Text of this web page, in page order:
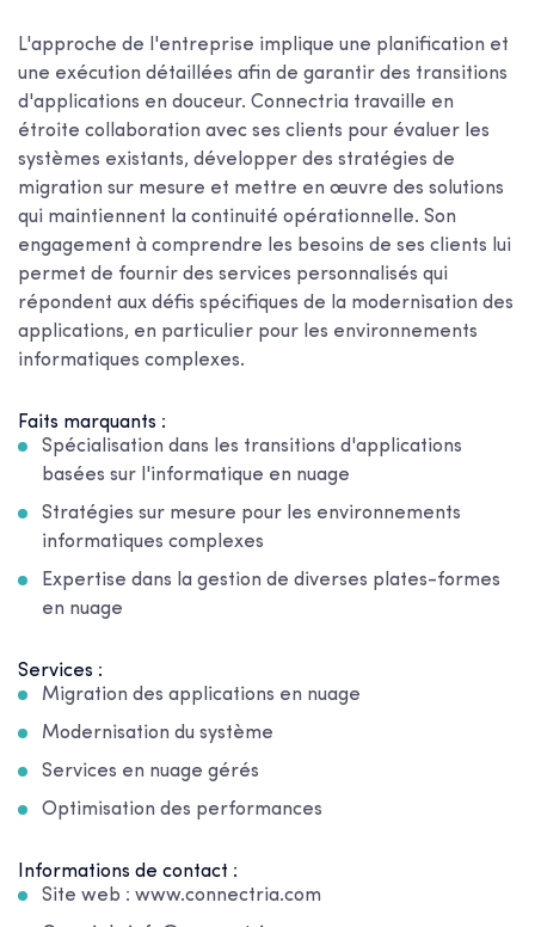
L'approche de l'entreprise implique une planification et
une exécution détaillées afin de garantir des transitions
d'applications en douceur. Connectria travaille en
étroite collaboration avec ses clients pour évaluer les
systèmes existants, développer des stratégies de
migration sur mesure et mettre en œuvre des solutions
qui maintiennent la continuité opérationnelle. Son
engagement à comprendre les besoins de ses clients lui
permet de fournir des services personnalisés qui
répondent aux défis spécifiques de la modernisation des
applications, en particulier pour les environnements
informatiques complexes.
Faits marquants :
Spécialisation dans les transitions d'applications
basées sur l'informatique en nuage
Stratégies sur mesure pour les environnements
informatiques complexes
Expertise dans la gestion de diverses plates-formes
en nuage
Services :
Migration des applications en nuage
Modernisation du système
Services en nuage gérés
Optimisation des performances
Informations de contact :
Site web : www.connectria.com